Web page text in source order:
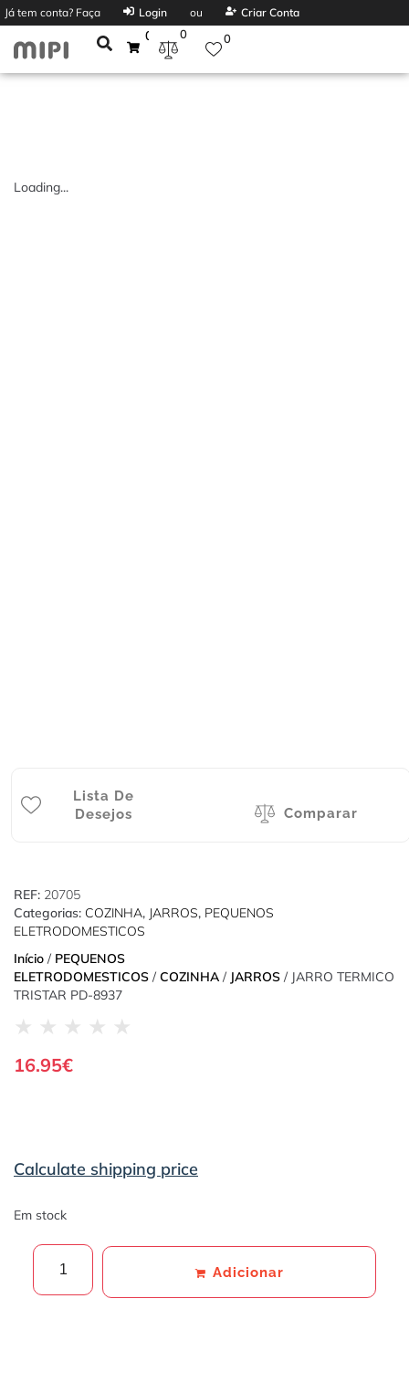
Já tem conta? Faça Login ou Criar Conta
0 0 0
Loading...
Lista De
Desejos
Comparar
REF: 20705
Categorias: COZINHA, JARROS, PEQUENOS
ELETRODOMESTICOS
Início / PEQUENOS
ELETRODOMESTICOS / COZINHA / JARROS / JARRO TERMICO
TRISTAR PD-8937
★ ★ ★ ★ ★
16.95€
Calculate shipping price
Em stock
Adicionar